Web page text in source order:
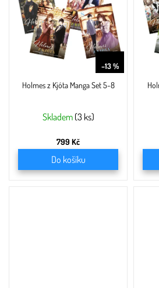
–13 %
Holmes z Kjóta Manga Set 5-8
Skladem (3 ks)
799 Kč
Do košíku